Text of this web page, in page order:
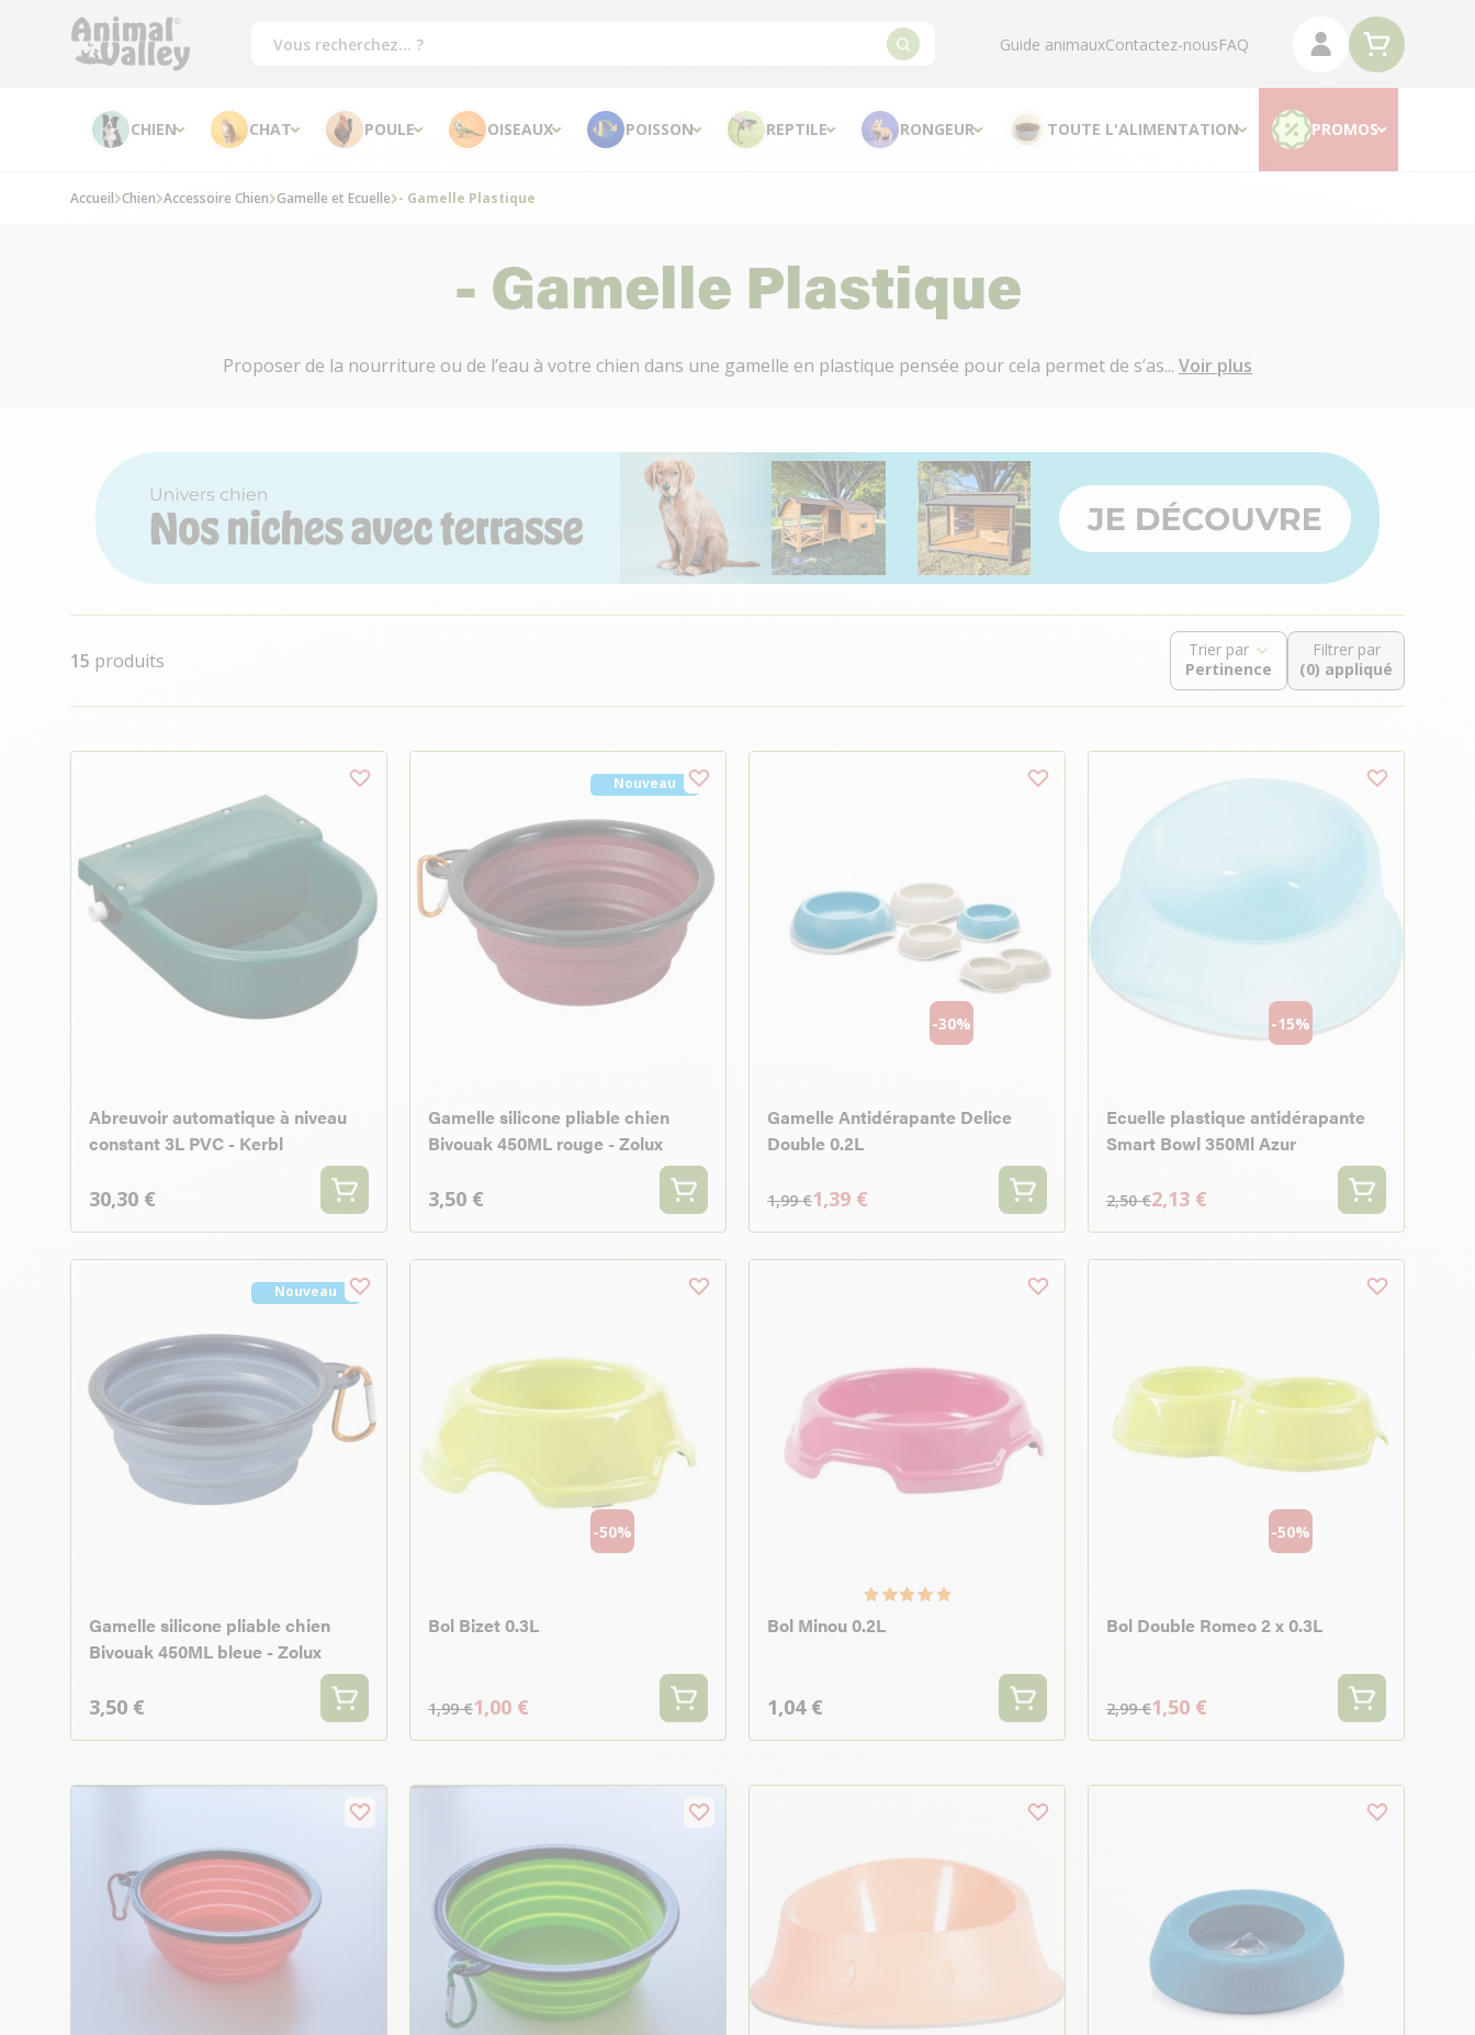
Guide animauxContactez-nousFAQ
CHIEN CHAT POULE OISEAUX POISSON REPTILE RONGEUR TOUTE L'ALIMENTATION PROMOS
Accueil Chien Accessoire Chien Gamelle et Ecuelle - Gamelle Plastique
- Gamelle Plastique
Proposer de la nourriture ou de l’eau à votre chien dans une gamelle en plastique pensée pour cela permet de s’as... Voir plus
15 produits Trier par
Filtrer par
(0) appliqué
Abreuvoir automatique à niveau
constant 3L PVC - Kerbl
30,30 €
Nouveau
Gamelle silicone pliable chien
Bivouak 450ML rouge - Zolux
3,50 €
-30%
Gamelle Antidérapante Delice
Double 0.2L
1,99 €1,39 €
-15%
Ecuelle plastique antidérapante
Smart Bowl 350Ml Azur
2,50 €2,13 €
Nouveau
Gamelle silicone pliable chien
Bivouak 450ML bleue - Zolux
3,50 €
-50%
Bol Bizet 0.3L
1,99 €1,00 €
Bol Minou 0.2L
1,04 €
-50%
Bol Double Romeo 2 x 0.3L
2,99 €1,50 €